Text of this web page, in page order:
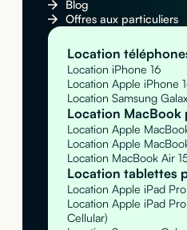
Blog
Offres aux particuliers
Location
Location iPhone 16
Location Apple iPhone
Location Samsung
Location MacBook
Location Apple
Location Apple
Location MacBook Air
Location tablettes
Location Apple iPad
Location Apple iPad
Cellular)